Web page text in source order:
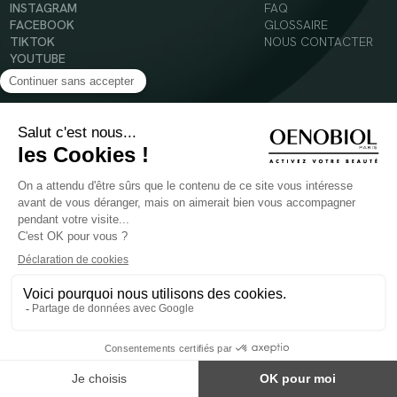
INSTAGRAM
FACEBOOK
TIKTOK
YOUTUBE
FAQ
GLOSSAIRE
NOUS CONTACTER
Mentions légales
Conditions Générales d’Utilisation
Politique en matière de cookies
POUR VOTRE SANTÉ, MANGEZ AU MOINS CINQ FRUITS ET LÉGUMES PAR JOUR -
WWW.MANGERBOUGER.FR
Les complément alimentaires doivent être utilisés dans le cadre d'un mode de vie sain et
ne pas être utilisés comme substituts d'un régimes alimentaire varié et équilibré.
Réservé à l'adulte. Consulter attentivement l'étiquetage des produits avant l'utilisation.